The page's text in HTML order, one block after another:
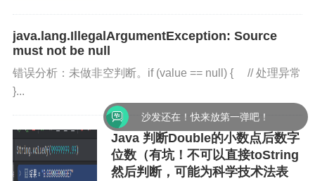
java.lang.IllegalArgumentException: Source
must not be null
错误分析：未做非空判断。if (value == null) { // 处理异常
}...
Java 判断Double的小数点后数字
位数（有坑！不可以直接toString
然后判断，可能为科学技术法表
沙发还在！快来放第一弹吧！